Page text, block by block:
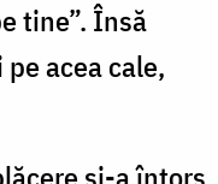
tine”. Însă
acea cale,